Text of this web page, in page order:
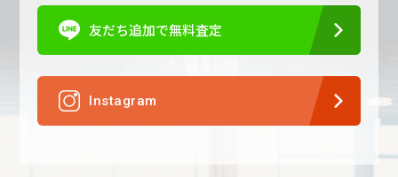
友だち追加で無料査定
Instagram